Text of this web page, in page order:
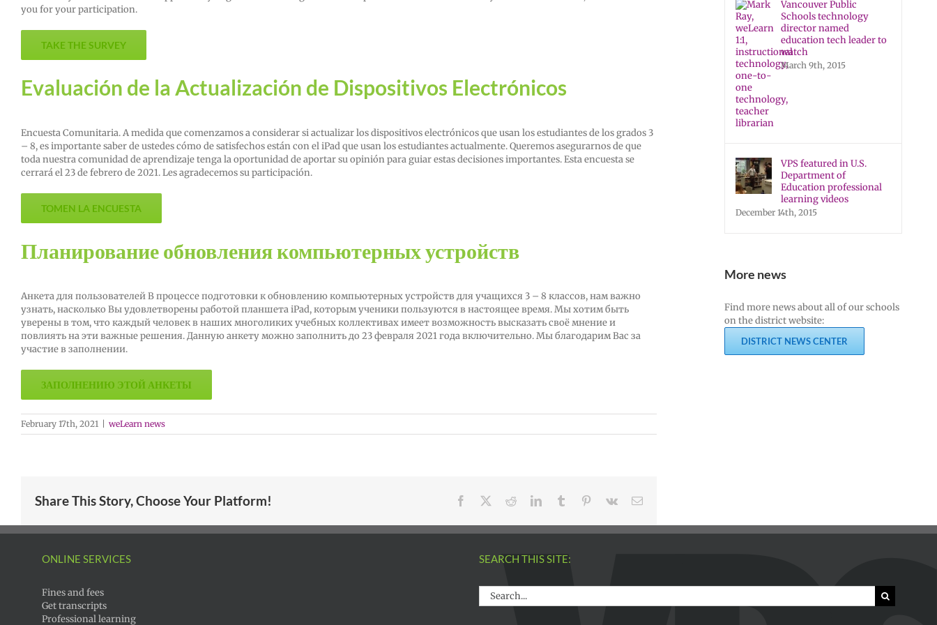
you for your participation.
TAKE THE SURVEY
Evaluación de la Actualización de Dispositivos Electrónicos
Encuesta Comunitaria. A medida que comenzamos a considerar si actualizar los dispositivos electrónicos que usan los estudiantes de los grados 3
– 8, es importante saber de ustedes cómo de satisfechos están con el iPad que usan los estudiantes actualmente. Queremos asegurarnos de que
toda nuestra comunidad de aprendizaje tenga la oportunidad de aportar su opinión para guiar estas decisiones importantes. Esta encuesta se
cerrará el 23 de febrero de 2021. Les agradecemos su participación.
TOMEN LA ENCUESTA
Планирование обновления компьютерных устройств
Анкета для пользователей В процессе подготовки к обновлению компьютерных устройств для учащихся 3 – 8 классов, нам важно
узнать, насколько Вы удовлетворены работой планшета iPad, которым ученики пользуются в настоящее время. Мы хотим быть
уверены в том, что каждый человек в наших многоликих учебных коллективах имеет возможность высказать своё мнение и
повлиять на эти важные решения. Данную анкету можно заполнить до 23 февраля 2021 года включительно. Мы благодарим Вас за
участие в заполнении.
ЗАПОЛНЕНИЮ ЭТОЙ АНКЕТЫ
February 17th, 2021 weLearn news
Share This Story, Choose Your Platform! Facebook RedditLinkedInTumblr Pinterest
Vk Email
Vancouver Public
Schools technology
director named
education tech leader to
watch
March 9th, 2015
VPS featured in U.S.
Department of
Education professional
learning videos
December 14th, 2015
More news
Find more news about all of our schools
on the district website:
DISTRICT NEWS CENTER
ONLINE SERVICES
Fines and fees
Get transcripts
Professional learning
SEARCH THIS SITE:
Search
for: